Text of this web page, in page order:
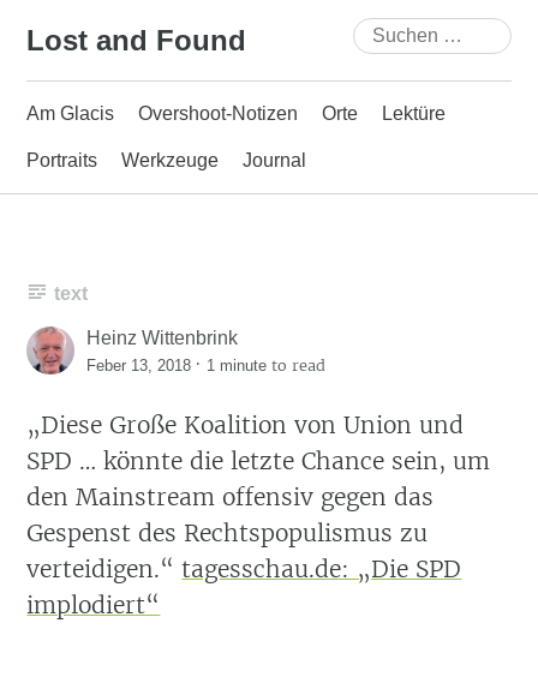
Lost and Found
Suchen
nach:
Am Glacis Overshoot-Notizen Orte Lektüre
Portraits Werkzeuge Journal
text
Heinz Wittenbrink
Feber 13, 2018 · 1 minute to read
„Diese Große Koalition von Union und
SPD … könnte die letzte Chance sein, um
den Mainstream offensiv gegen das
Gespenst des Rechtspopulismus zu
verteidigen.“tagesschau.de: „Die SPD
implodiert“